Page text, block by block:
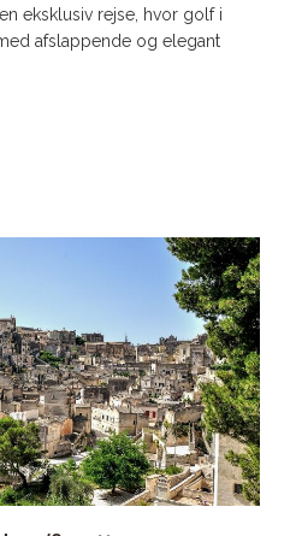
eksklusiv rejse, hvor golf i
afslappende og elegant